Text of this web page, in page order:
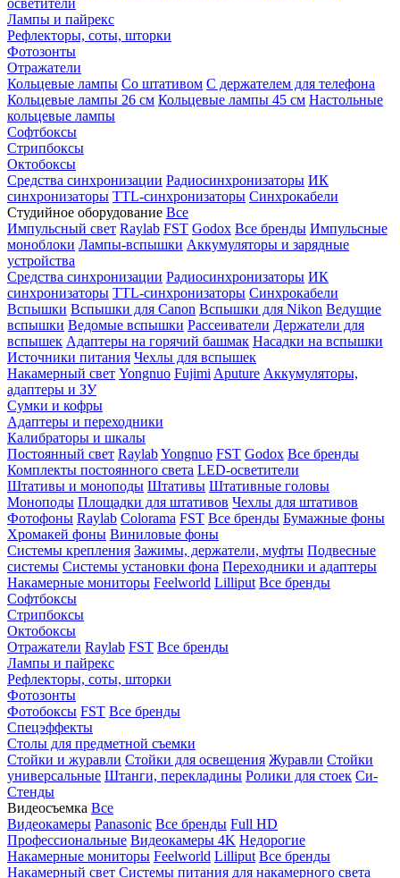
осветители
Лампы и пайрекс
Рефлекторы, соты, шторки
Фотозонты
Отражатели
Кольцевые лампы Со штативом С держателем для телефона
Кольцевые лампы 26 см Кольцевые лампы 45 см Настольные
кольцевые лампы
Софтбоксы
Стрипбоксы
Октобоксы
Средства синхронизации Радиосинхронизаторы ИК
синхронизаторы TTL-синхронизаторы Синхрокабели
Студийное оборудование Все
Импульсный свет Raylab FST Godox Все бренды Импульсные
моноблоки Лампы-вспышки Аккумуляторы и зарядные
устройства
Средства синхронизации Радиосинхронизаторы ИК
синхронизаторы TTL-синхронизаторы Синхрокабели
Вспышки Вспышки для Canon Вспышки для Nikon Ведущие
вспышки Ведомые вспышки Рассеиватели Держатели для
вспышек Адаптеры на горячий башмак Насадки на вспышки
Источники питания Чехлы для вспышек
Накамерный свет Yongnuo Fujimi Aputure Аккумуляторы,
адаптеры и ЗУ
Сумки и кофры
Адаптеры и переходники
Калибраторы и шкалы
Постоянный свет RaylabYongnuo FST Godox Все бренды
Комплекты постоянного света LED-осветители
Штативы и моноподы Штативы Штативные головы
Моноподы Площадки для штативов Чехлы для штативов
Фотофоны Raylab Colorama FST Все бренды Бумажные фоны
Хромакей фоны Виниловые фоны
Системы крепления Зажимы, держатели, муфты Подвесные
системы Системы установки фона Переходники и адаптеры
Накамерные мониторы Feelworld Lilliput Все бренды
Софтбоксы
Стрипбоксы
Октобоксы
Отражатели Raylab FST Все бренды
Лампы и пайрекс
Рефлекторы, соты, шторки
Фотозонты
Фотобоксы FST Все бренды
Спецэффекты
Столы для предметной съемки
Стойки и журавли Стойки для освещения Журавли Стойки
универсальные Штанги, перекладины Ролики для стоек Си-
Стенды
Видеосъемка Все
Видеокамеры Panasonic Все бренды Full HD
Профессиональные Видеокамеры 4K Недорогие
Накамерные мониторы Feelworld Lilliput Все бренды
Накамерный свет Системы питания для накамерного света